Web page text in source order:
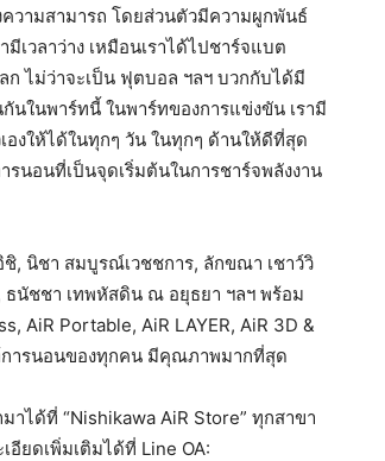
วามสามารถ โดยส่วนตัวมีความผูกพันธ์
เวลาว่าง เหมือนเราได้ไปชาร์จแบต
ก ไม่ว่าจะเป็น ฟุตบอล ฯลฯ บวกกับได้มี
ในพาร์ทนี้ ในพาร์ทของการแข่งขัน เรามี
งให้ได้ในทุกๆ วัน ในทุกๆ ด้านให้ดีที่สุด
นอนที่เป็นจุดเริ่มต้นในการชาร์จพลังงาน
, นิชา สมบูรณ์เวชชการ, ลักขณา เชาว์วิ
นัชชา เทพหัสดิน ณ อยุธยา ฯลฯ พร้อม
AiR Portable, AiR LAYER, AiR 3D &
การนอนของทุกคน มีคุณภาพมากที่สุด
ได้ที่ “Nishikawa AiR Store” ทุกสาขา
อียดเพิ่มเติมได้ที่ Line OA: